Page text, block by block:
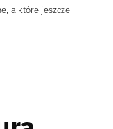
a które jeszcze